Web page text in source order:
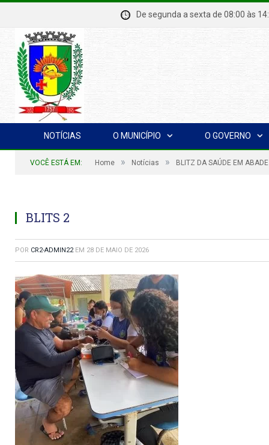
De segunda a sexta de 08:00
NOTÍCIAS O MUNICÍPIO O GOVERNO
VOCÊ ESTÁ EM: Home » Notícias » BLITZ DA SAÚDE EM ABADE
BLITS 2
POR CR2-ADMIN22 EM 28 DE MAIO DE 2026